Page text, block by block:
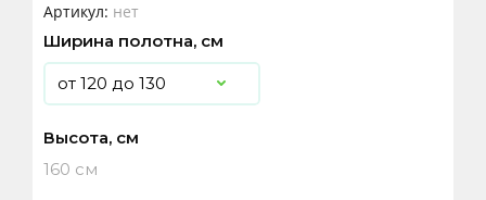
Артикул: нет
Ширина полотна, см
Высота, см
160 см